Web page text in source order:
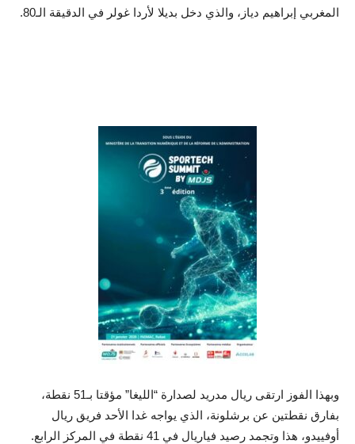
المغربي إبراهيم دياز، والذي دخل بديلا لأردا غولر في الدقيقة الـ80.
وبهذا الفوز ارتقى ريال مدريد لصدارة “الليغا” مؤقتا بـ51 نقطة،
بفارق نقطتين عن برشلونة، الذي يواجه غدا الأحد فريق ريال
أوفييدو، هذا وتجمد رصيد فياريال في 41 نقطة في المركز الرابع.